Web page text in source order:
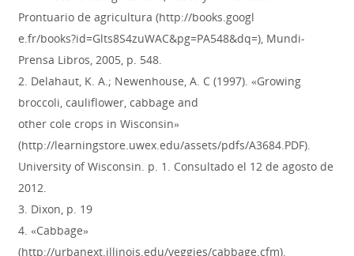
Prontuario de agricultura (http://books.googl
e.fr/books?id=Glts8S4zuWAC&pg=PA548&dq=), Mundi-
Prensa Libros, 2005, p. 548.
2. Delahaut, K. A.; Newenhouse, A. C (1997). «Growing
broccoli, cauliflower, cabbage and
other cole crops in Wisconsin»
(http://learningstore.uwex.edu/assets/pdfs/A3684.PDF).
University of Wisconsin. p. 1. Consultado el 12 de agosto de
2012.
3. Dixon, p. 19
4. «Cabbage»
(http://urbanext.illinois.edu/veggies/cabbage.cfm).